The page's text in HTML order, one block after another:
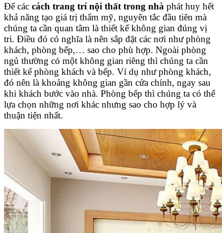
Để các cách trang trí nội thất trong nhà phát huy hết
khả năng tạo giá trị thẩm mỹ, nguyên tắc đầu tiên mà
chúng ta cần quan tâm là thiết kế không gian đúng vị
tri. Điều đó có nghĩa là nên sắp đặt các nơi như phòng
khách, phòng bếp,… sao cho phù hợp. Ngoài phòng
ngủ thường có một không gian riêng thì chúng ta cần
thiết kế phòng khách và bếp. Ví dụ như phòng khách,
đó nên là khoảng không gian gần cửa chính, ngay sau
khi khách bước vào nhà. Phòng bếp thì chúng ta có thể
lựa chọn những nơi khác nhưng sao cho hợp lý và
thuận tiện nhất.